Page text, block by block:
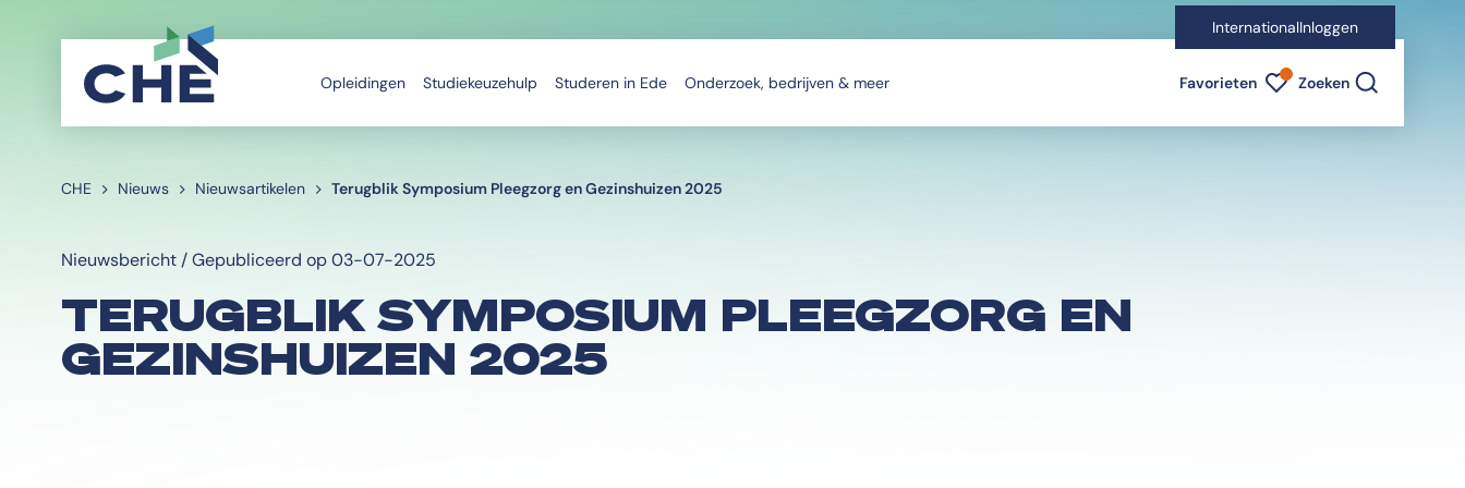
InternationalInloggen
Opleidingen Studiekeuzehulp Studeren in Ede Onderzoek, bedrijven & meer Favorieten Favorieten indicator
Zoeken
CHE Nieuws Nieuwsartikelen Terugblik Symposium Pleegzorg en Gezinshuizen 2025
Nieuwsbericht / Gepubliceerd op 03-07-2025
TERUGBLIK SYMPOSIUM PLEEGZORG EN
GEZINSHUIZEN 2025